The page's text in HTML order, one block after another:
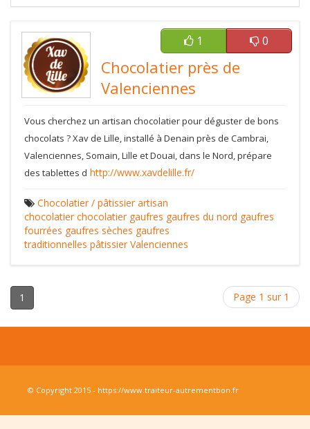
1 0
Chocolatier près de
Valenciennes
Vous cherchez un artisan chocolatier pour déguster de bons
chocolats ? Xav de Lille, installé à Denain près de Cambrai,
Valenciennes, Somain, Lille et Douai, dans le Nord, prépare
des tablettes d http://www.xavdelille.fr/
Chocolatier / pâtissier artisan
chocolatier chocolatier gaufres gaufres du nord gaufres
fourrées gaufres sèches gaufres
traditionnelles pâtissier Valenciennes
1 Page 1 sur 1
© Copyright 2015 - https://www.traiteur-autrementbon.fr